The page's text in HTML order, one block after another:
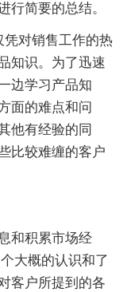
行简要的总结。
凭对销售工作的热
知识。为了迅速
边学习产品知
面的难点和问
他有经验的同
比较难缠的客户
和积累市场经
大概的认识和了
客户所提到的各